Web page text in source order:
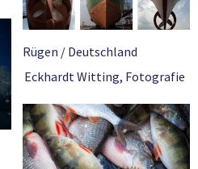
Rügen / Deutschland
Eckhardt Witting, Fotografie